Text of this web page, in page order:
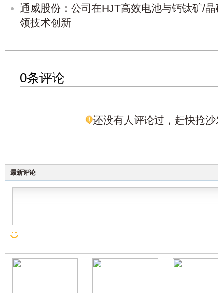
通威股份：公司在HJT高效电池与钙钛矿/
领技术创新
0条评论
还没有人评论过，赶快抢沙
最新评论